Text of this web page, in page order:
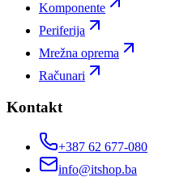
Komponente
Periferija
Mrežna oprema
Računari
Kontakt
+387 62 677-080
info@itshop.ba